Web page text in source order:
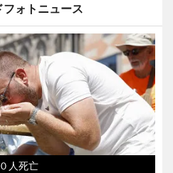
フォトニュース
人死亡